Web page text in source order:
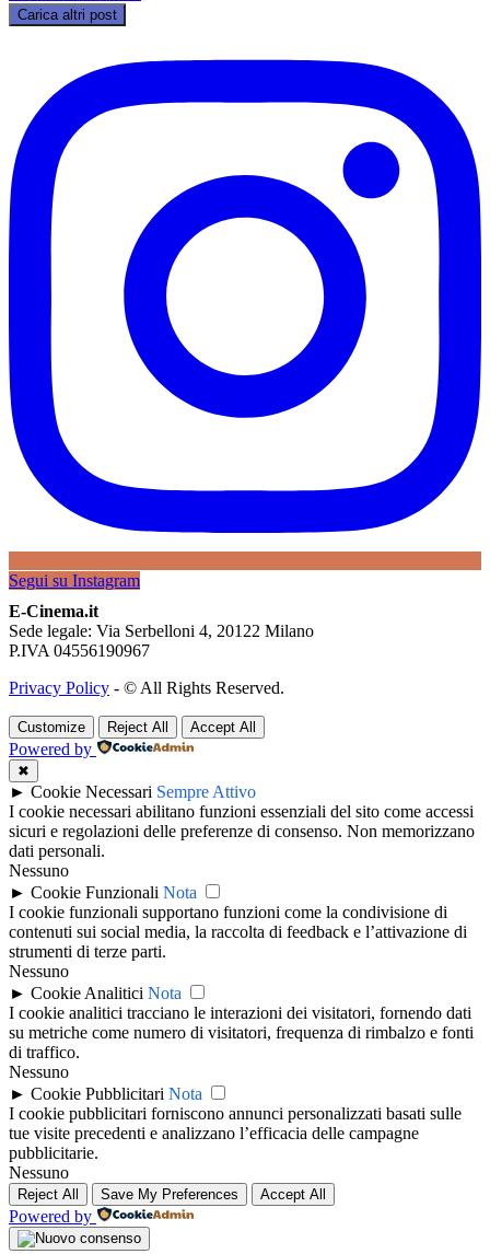
Carica altri post
Segui su Instagram
E-Cinema.it
Sede legale: Via Serbelloni 4, 20122 Milano
P.IVA 04556190967
Privacy Policy - © All Rights Reserved.
Customize Reject All Accept All
Powered by
✖
► Cookie Necessari Sempre Attivo
I cookie necessari abilitano funzioni essenziali del sito come accessi
sicuri e regolazioni delle preferenze di consenso. Non memorizzano
dati personali.
Nessuno
► Cookie Funzionali Nota
I cookie funzionali supportano funzioni come la condivisione di
contenuti sui social media, la raccolta di feedback e l’attivazione di
strumenti di terze parti.
Nessuno
► Cookie Analitici Nota
I cookie analitici tracciano le interazioni dei visitatori, fornendo dati
su metriche come numero di visitatori, frequenza di rimbalzo e fonti
di traffico.
Nessuno
► Cookie Pubblicitari Nota
I cookie pubblicitari forniscono annunci personalizzati basati sulle
tue visite precedenti e analizzano l’efficacia delle campagne
pubblicitarie.
Nessuno
Reject All Save My Preferences Accept All
Powered by